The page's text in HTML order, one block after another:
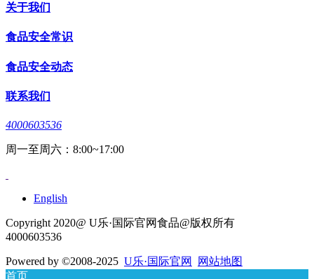
关于我们
食品安全常识
食品安全动态
联系我们
4000603536
周一至周六：8:00~17:00
English
Copyright 2020@ U乐·国际官网食品@版权所有
4000603536
Powered by ©2008-2025 U乐·国际官网
网站地图
首页